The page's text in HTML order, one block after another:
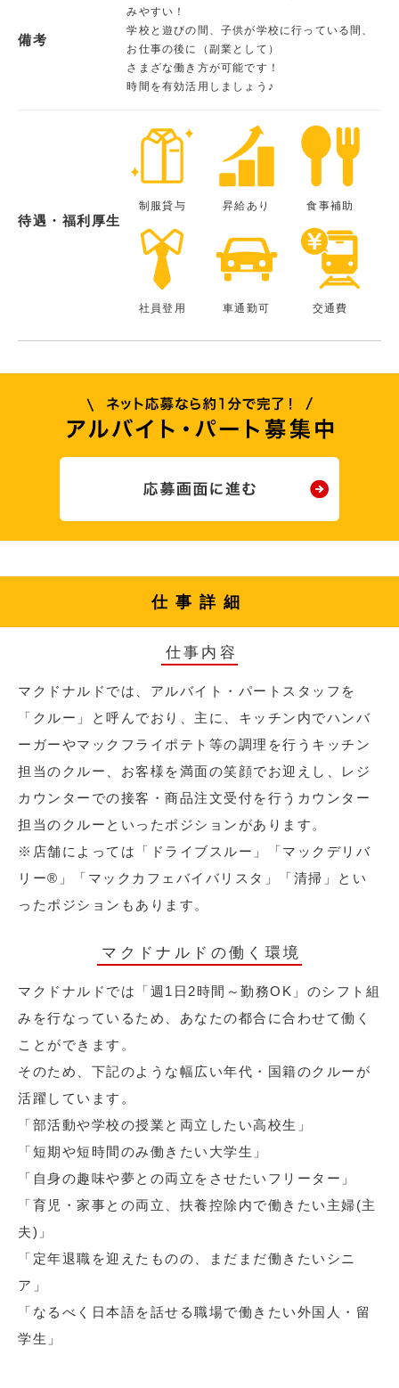
備考
みやすい！
学校と遊びの間、子供が学校に行っている間、
お仕事の後に（副業として）
さまざな働き方が可能です！
時間を有効活用しましょう♪
待遇・福利厚生
制服貸与 昇給あり 食事補助
社員登用 車通勤可 交通費
仕事詳細
仕事内容
マクドナルドでは、アルバイト・パートスタッフを
「クルー」と呼んでおり、主に、キッチン内でハンバ
ーガーやマックフライポテト等の調理を行うキッチン
担当のクルー、お客様を満面の笑顔でお迎えし、レジ
カウンターでの接客・商品注文受付を行うカウンター
担当のクルーといったポジションがあります。
※店舗によっては「ドライブスルー」「マックデリバ
リー®︎」「マックカフェバイバリスタ」「清掃」とい
ったポジションもあります。
マクドナルドの働く環境
マクドナルドでは「週1日2時間～勤務OK」のシフト組
みを行なっているため、あなたの都合に合わせて働く
ことができます。
そのため、下記のような幅広い年代・国籍のクルーが
活躍しています。
「部活動や学校の授業と両立したい高校生」
「短期や短時間のみ働きたい大学生」
「自身の趣味や夢との両立をさせたいフリーター」
「育児・家事との両立、扶養控除内で働きたい主婦(主
夫)」
「定年退職を迎えたものの、まだまだ働きたいシニ
ア」
「なるべく日本語を話せる職場で働きたい外国人・留
学生」